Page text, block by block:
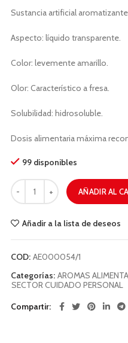
Sustancia artificial
Aspecto: líquido transparente.
Color: levemente amarillo.
Olor: Característico a fresa.
Solubilidad: hidrosoluble.
Dosis alimentaria máxima
99 disponibles
AÑADIR AL
Añadir a la lista de deseos
COD: AE000054/1
Categorías: AROMAS
SECTOR CUIDADO PERSONAL
Compartir